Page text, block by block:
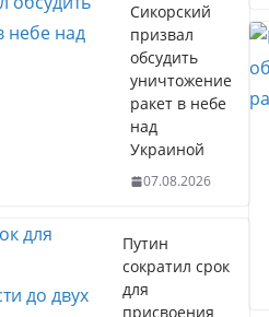
Сикорский
призвал
обсудить
уничтожение
ракет в небе
над
Украиной
07.08.2026
Путин
сократил срок
для
присвоения